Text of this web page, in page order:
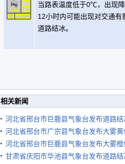
当路表温度低于0℃，出现降
12小时内可能出现对交通有
道路结冰。
相关新闻
河北省邢台市巨鹿县气象台发布道路
河北省邢台市广宗县气象台发布大雾
河北省邢台市巨鹿县气象台发布大雾
甘肃省庆阳市华池县气象台发布道路